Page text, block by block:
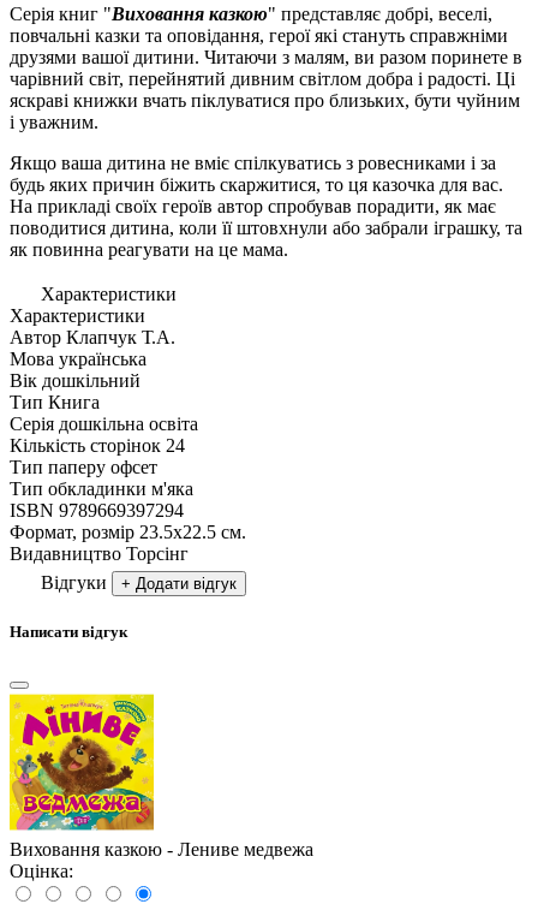
Серія книг "Виховання казкою" представляє добрі, веселі,
повчальні казки та оповідання, герої які стануть справжніми
друзями вашої дитини. Читаючи з малям, ви разом поринете в
чарівний світ, перейнятий дивним світлом добра і радості. Ці
яскраві книжки вчать піклуватися про близьких, бути чуйним
і уважним.
Якщо ваша дитина не вміє спілкуватись з ровесниками і за
будь яких причин біжить скаржитися, то ця казочка для вас.
На прикладі своїх героїв автор спробував порадити, як має
поводитися дитина, коли її штовхнули або забрали іграшку, та
як повинна реагувати на це мама.
Характеристики
Характеристики
Автор Клапчук Т.А.
Мова українська
Вік дошкiльний
Тип Книга
Серія дошкільна освіта
Кількість сторінок 24
Тип паперу офсет
Тип обкладинки м'яка
ISBN 9789669397294
Формат, розмір 23.5х22.5 см.
Видавництво Торсiнг
Відгуки
+ Додати відгук
Написати відгук
Виховання казкою - Лениве медвежа
Оцінка: